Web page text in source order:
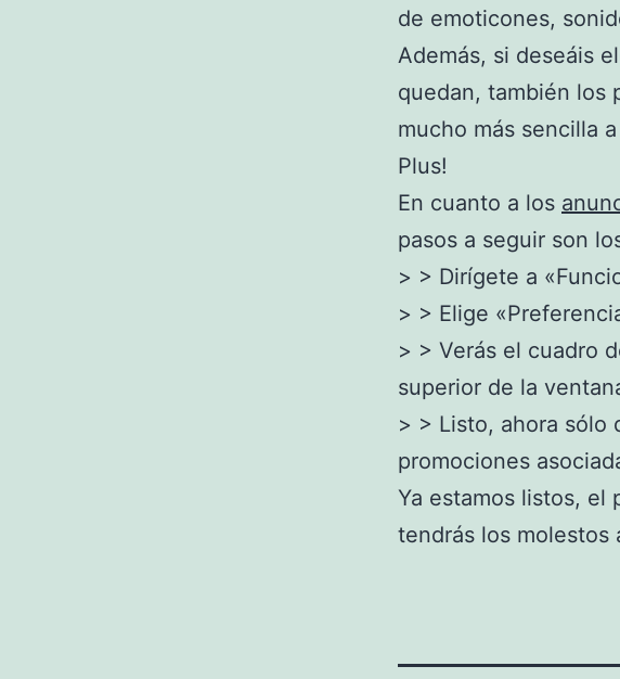
de emoticones,
Además, si deseáis
quedan, también los
mucho más sencilla
Plus!
En cuanto a los
pasos a seguir son
> > Dirígete a
> > Elige
> > Verás el cuadro
superior de la
> > Listo, ahora sólo
promociones
Ya estamos listos, el
tendrás los molestos